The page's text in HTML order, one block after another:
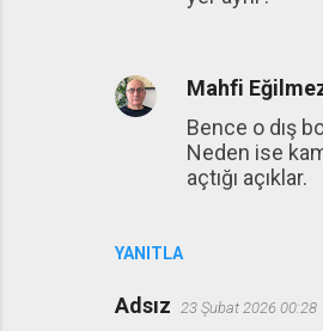
YANITLA
Mahfi
Bence o dış
Neden ise
açtığı açıklar.
Adsız 23 Şubat 2026 00:28